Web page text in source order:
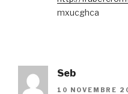
mxucghca
Seb
10 NOVEMBRE